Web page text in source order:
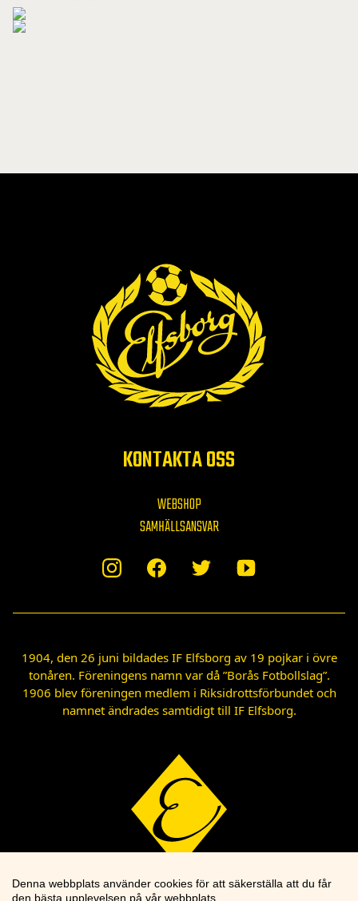
KONTAKTA OSS
WEBSHOP
SAMHÄLLSANSVAR
1904, den 26 juni bildades IF Elfsborg av 19 pojkar i övre
tonåren. Föreningens namn var då ”Borås Fotbollslag”.
1906 blev föreningen medlem i Riksidrottsförbundet och
namnet ändrades samtidigt till IF Elfsborg.
Denna webbplats använder cookies för att säkerställa att du får
den bästa upplevelsen på vår webbplats.